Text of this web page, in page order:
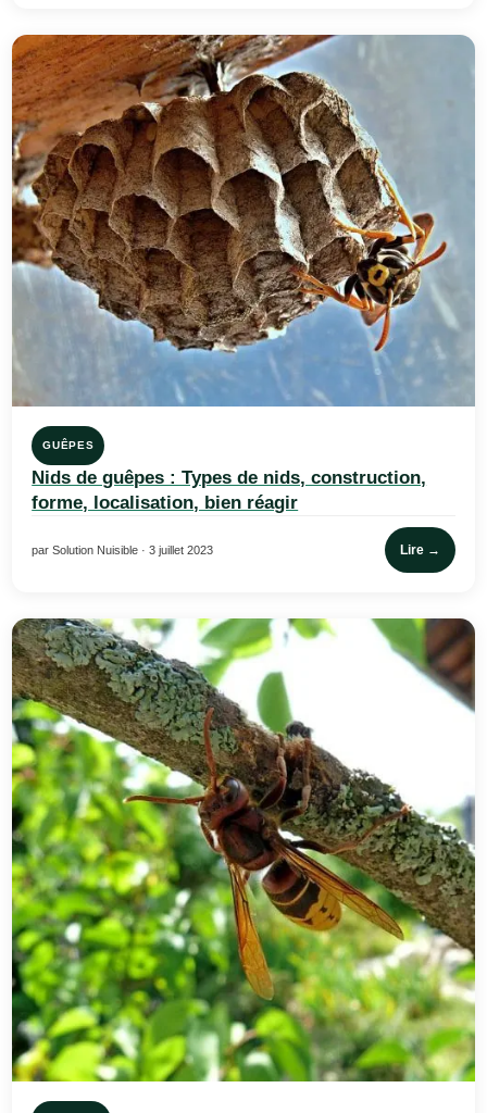
GUÊPES
Nids de guêpes : Types de nids, construction,
forme, localisation, bien réagir
par Solution Nuisible · 3 juillet 2023 Lire →